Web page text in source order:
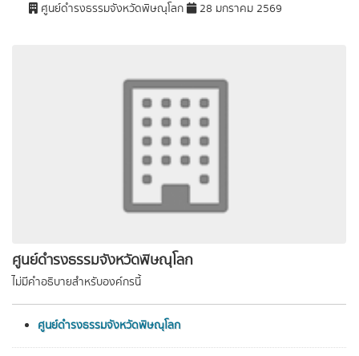
ศูนย์ดำรงธรรมจังหวัดพิษณุโลก
ไม่มีคำอธิบายสำหรับองค์กรนี้
ศูนย์ดำรงธรรมจังหวัดพิษณุโลก
ศูนย์ดำรงธรรมจังหวัดพิษณุโลก 28 มกราคม 2569